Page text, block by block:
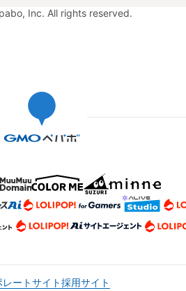
Inc. All rights reserved.
レートサイト採用サイト